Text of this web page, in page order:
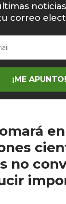
correo
¡ME APUNTO!
no